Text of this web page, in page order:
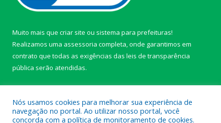
Muito mais que criar site ou sistema para prefeituras!
Realizamos uma assessoria completa, onde garantimos em
contrato que todas as exigências das leis de transparência
pública serão atendidas.
Nós usamos cookies para melhorar sua experiência de
navegação no portal. Ao utilizar nosso portal, você
concorda com a política de monitoramento de cookies.